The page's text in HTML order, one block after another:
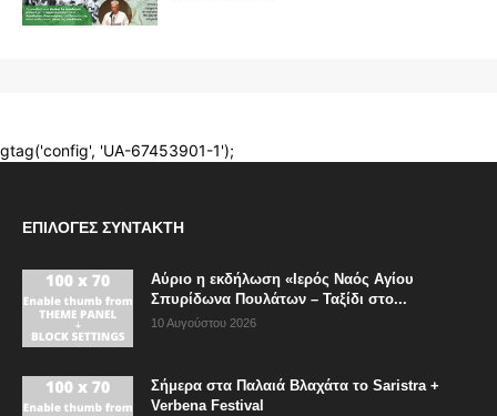
ΕΠΙΛΟΓΈΣ ΣΥΝΤΆΚΤΗ
Αύριο η εκδήλωση «Ιερός Ναός Αγίου
Σπυρίδωνα Πουλάτων – Ταξίδι στο...
10 Αυγούστου 2026
Σήμερα στα Παλαιά Βλαχάτα το Saristra +
Verbena Festival